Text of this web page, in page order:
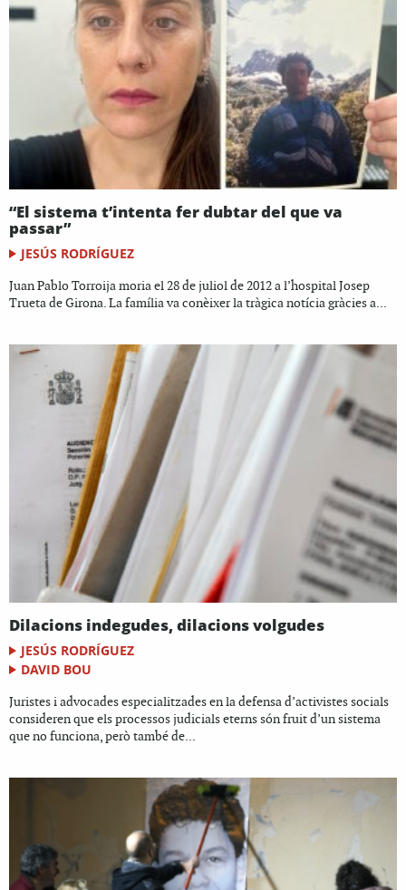
“El sistema t’intenta fer dubtar del que va
passar”
JESÚS RODRÍGUEZ
Juan Pablo Torroija moria el 28 de juliol de 2012 a l’hospital Josep
Trueta de Girona. La família va conèixer la tràgica notícia gràcies a...
Dilacions indegudes, dilacions volgudes
JESÚS RODRÍGUEZ
DAVID BOU
Juristes i advocades especialitzades en la defensa d’activistes socials
consideren que els processos judicials eterns són fruit d’un sistema
que no funciona, però també de...